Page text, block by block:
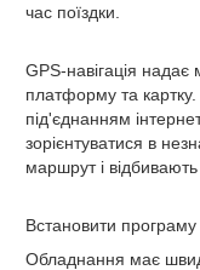
час поїздки.
GPS-навігація надає
платформу та картку.
під'єднанням
зорієнтуватися в
маршрут і відбивають
Встановити
Обладнання має